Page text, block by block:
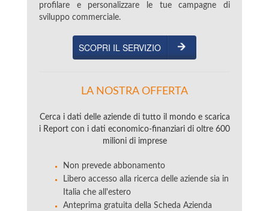
profilare e personalizzare le tue campagne di
sviluppo commerciale.
SCOPRI IL SERVIZIO
LA NOSTRA OFFERTA
Cerca i dati delle aziende di tutto il mondo e scarica
i Report con i dati economico-finanziari di oltre 600
milioni di imprese
Non prevede abbonamento
Libero accesso alla ricerca delle aziende sia in
Italia che all'estero
Anteprima gratuita della Scheda Azienda